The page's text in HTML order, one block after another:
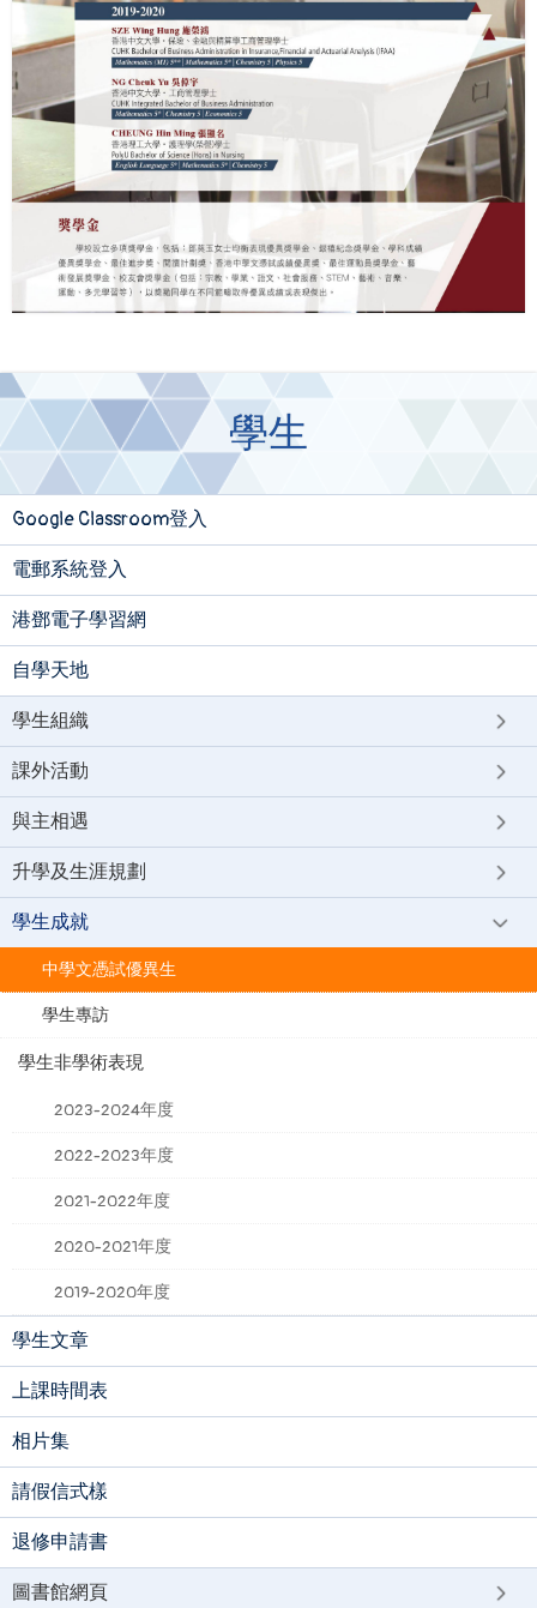
學生
Google Classroom登入
電郵系統登入
港鄧電子學習網
自學天地
學生組織
課外活動
與主相遇
升學及生涯規劃
學生成就
中學文憑試優異生
學生專訪
學生非學術表現
2023-2024年度
2022-2023年度
2021-2022年度
2020-2021年度
2019-2020年度
學生文章
上課時間表
相片集
請假信式樣
退修申請書
圖書館網頁